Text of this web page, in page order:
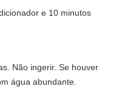
e 10 minutos
Não ingerir. Se houver
água abundante.